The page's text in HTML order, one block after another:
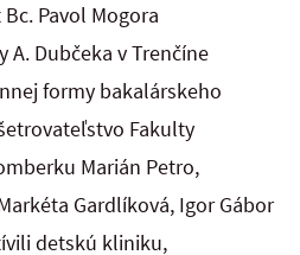
Pavol Mogora
A. Dubčeka v Trenčíne
formy bakalárskeho
Fakulty
Marián Petro,
Gardlíková, Igor Gábor
detskú kliniku,